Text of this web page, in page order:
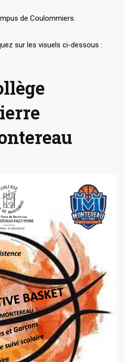
de Coulommiers.
sur les visuels ci-dessous :